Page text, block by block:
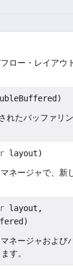
ロー・レイアウ
れたバッファリ
layout)
ネージャで、新
layout,
ネージャおよび
す。